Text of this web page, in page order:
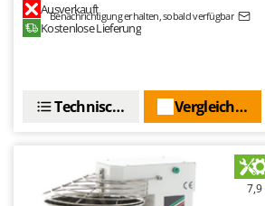
Ausverkauft
Benachrichtigung erhalten, sobald verfügbar
Kostenlose Lieferung
Vergleichen Sie
Technische Daten
7,9